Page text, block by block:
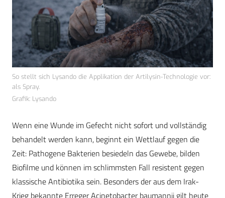
So stellt sich Lysando die Applikation der Artilysin-Technologie vor:
als Spray.
Grafik: Lysando
Wenn eine Wunde im Gefecht nicht sofort und vollständig
behandelt werden kann, beginnt ein Wettlauf gegen die
Zeit: Pathogene Bakterien besiedeln das Gewebe, bilden
Biofilme und können im schlimmsten Fall resistent gegen
klassische Antibiotika sein. Besonders der aus dem Irak-